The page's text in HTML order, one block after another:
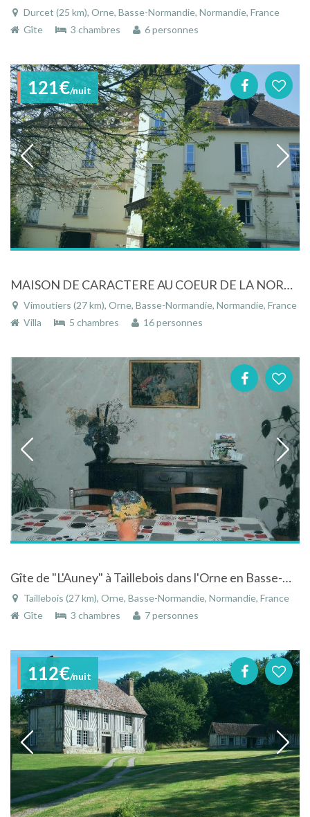
Durcet (25 km), Orne, Basse-Normandie, Normandie, France
Gîte
3 chambres 6 personnes
121€/nuit
MAISON DE CARACTERE AU COEUR DE LA NORMANDIE
Vimoutiers (27 km), Orne, Basse-Normandie, Normandie, France
Villa
5 chambres 16 personnes
Gîte de "L'Auney" à Taillebois dans l'Orne en Basse-Normandie en pleine campagne
Taillebois (27 km), Orne, Basse-Normandie, Normandie, France
Gîte
3 chambres 7 personnes
112€/nuit